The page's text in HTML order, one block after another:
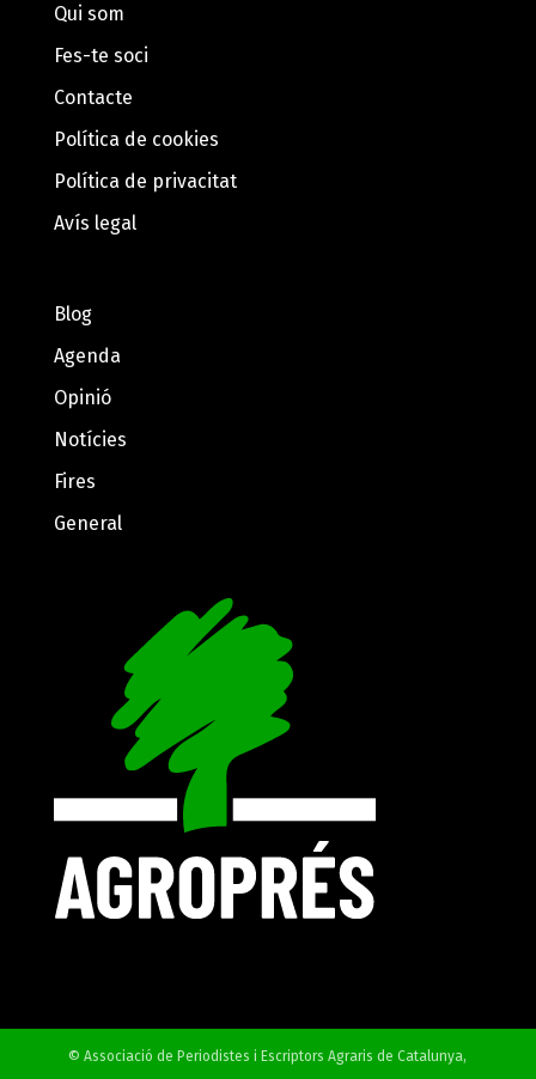
Qui som
Fes-te soci
Contacte
Política de cookies
Política de privacitat
Avís legal
Blog
Agenda
Opinió
Notícies
Fires
General
© Associació de Periodistes i Escriptors Agraris de Catalunya,